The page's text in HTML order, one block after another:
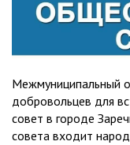
Межмуниципальный
добровольцев для
совет в городе
совета входит